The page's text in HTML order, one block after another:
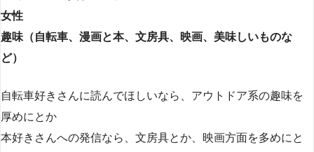
女性
趣味（自転車、漫画と本、文房具、映画、美味しいものな
ど）
自転車好きさんに読んでほしいなら、アウトドア系の趣味を
厚めにとか
本好きさんへの発信なら、文房具とか、映画方面を多めにと